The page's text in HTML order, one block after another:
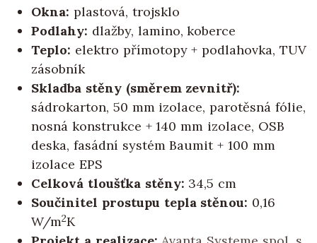
Okna: plastová, trojsklo
Podlahy: dlažby, lamino, koberce
Teplo: elektro přímotopy + podlahovka, TUV
zásobník
Skladba stěny (směrem zevnitř):
sádrokarton, 50 mm izolace, parotěsná fólie,
nosná konstrukce + 140 mm izolace, OSB
deska, fasádní systém Baumit + 100 mm
izolace EPS
Celková tloušťka stěny: 34,5 cm
Součinitel prostupu tepla stěnou: 0,16
W/m2K